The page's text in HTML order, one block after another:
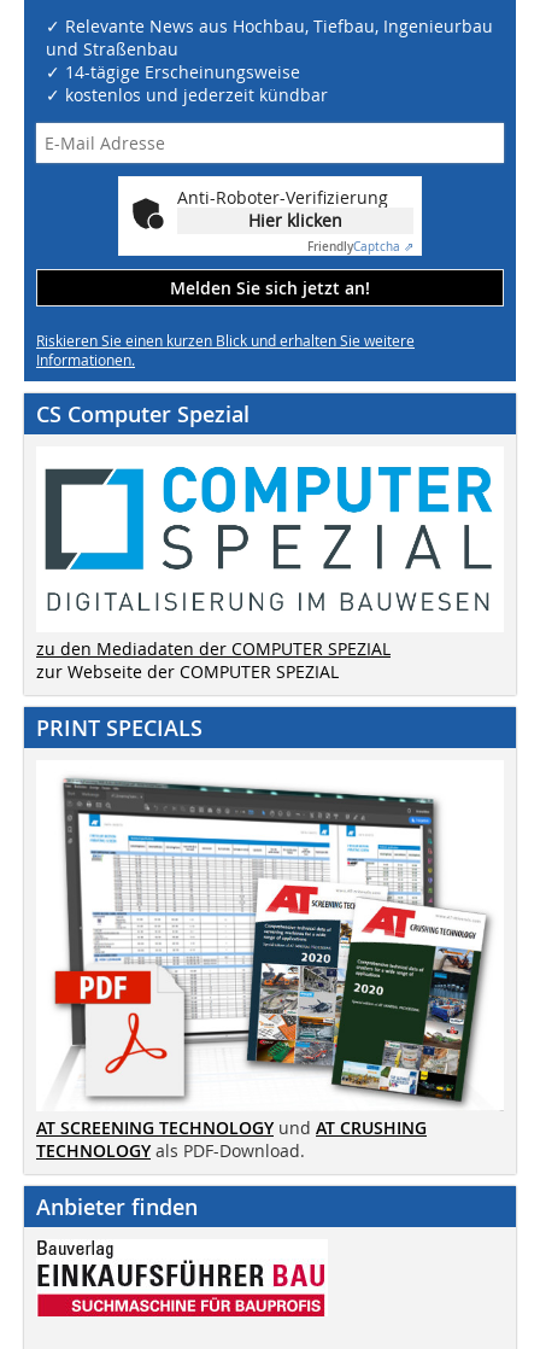
✓ Relevante News aus Hochbau, Tiefbau, Ingenieurbau
und Straßenbau
✓ 14-tägige Erscheinungsweise
✓ kostenlos und jederzeit kündbar
Anti-Roboter-Verifizierung
Hier klicken
FriendlyCaptcha ⇗
Melden Sie sich jetzt an!
Riskieren Sie einen kurzen Blick und erhalten Sie weitere
Informationen.
CS Computer Spezial
zu den Mediadaten der COMPUTER SPEZIAL
zur Webseite der COMPUTER SPEZIAL
PRINT SPECIALS
AT SCREENING TECHNOLOGY und AT CRUSHING
TECHNOLOGY als PDF-Download.
Anbieter finden